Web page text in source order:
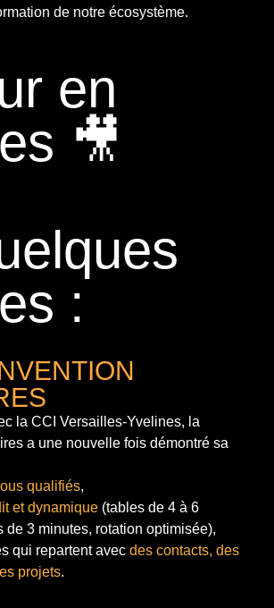
de notre écosystème.
en
🎥
:
la CCI Versailles-Yvelines, la
a une nouvelle fois démontré sa
qualifiés,
et dynamique (tables de 4 à 6
de 3 minutes, rotation optimisée),
qui repartent avec des contacts, des
projets.